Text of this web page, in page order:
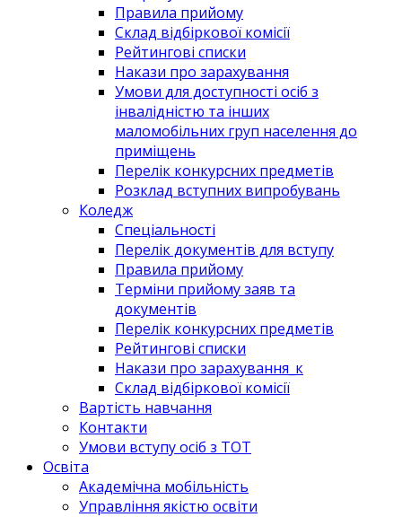
Правила прийому
Склад відбіркової комісії
Рейтингові списки
Накази про зарахування
Умови для доступності осіб з
інвалідністю та інших
маломобільних груп населення до
приміщень
Перелік конкурсних предметів
Розклад вступних випробувань
Коледж
Спеціальності
Перелік документів для вступу
Правила прийому
Терміни прийому заяв та
документів
Перелік конкурсних предметів
Рейтингові списки
Накази про зарахування_к
Склад відбіркової комісії
Вартість навчання
Контакти
Умови вступу осіб з ТОТ
Освіта
Академічна мобільність
Управління якістю освіти